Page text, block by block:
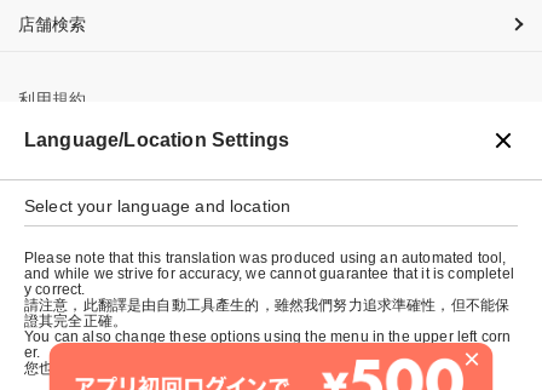
店舗検索
利用規約
プライバシーポリシー
特定商取引法に基づく表示
会社概要
×
Language/Location Settings
Select your language and location
Please note that this translation was produced using an automated tool,
and while we strive for accuracy, we cannot guarantee that it is completel
y correct.
請注意，此翻譯是由自動工具產生的，雖然我們努力追求準確性，但不能保
證其完全正確。
You can also change these options using the menu in the upper left corn
er.
您也可以使用左上角的選單來更改這些選項。